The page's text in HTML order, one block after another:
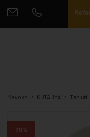
Mayoko KUTAHYA Tanjuri
20%